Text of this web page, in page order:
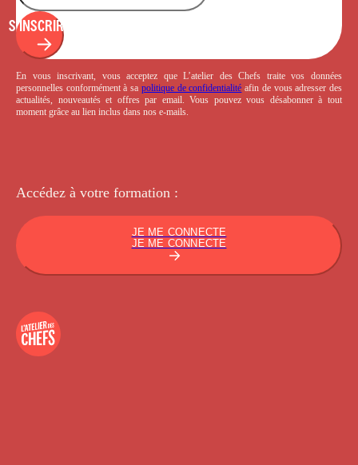
S'INSCRIRE
En vous inscrivant, vous acceptez que L’atelier des Chefs traite vos données
personnelles conformément à sa politique de confidentialité afin de vous adresser des
actualités, nouveautés et offres par email. Vous pouvez vous désabonner à tout
moment grâce au lien inclus dans nos e-mails.
Accédez à votre formation :
JE ME CONNECTE
JE ME CONNECTE